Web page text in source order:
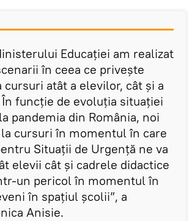
Educației am realizat
în ceea ce privește
cursuri atât a elevilor, cât și a
funcție de evoluția situației
pandemia din România, noi
cursuri în momentul în care
Situații de Urgență ne va
elevii cât și cadrele didactice
un pericol în momentul în
în spațiul școlii”, a
Anisie.